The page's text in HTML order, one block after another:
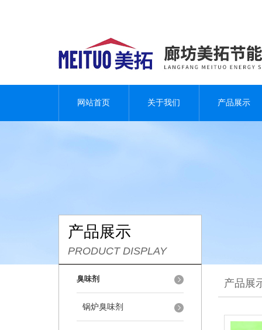
网站首页 关于我们 产品展示
产品展示
PRODUCT DISPLAY
臭味剂
锅炉臭味剂
产品展